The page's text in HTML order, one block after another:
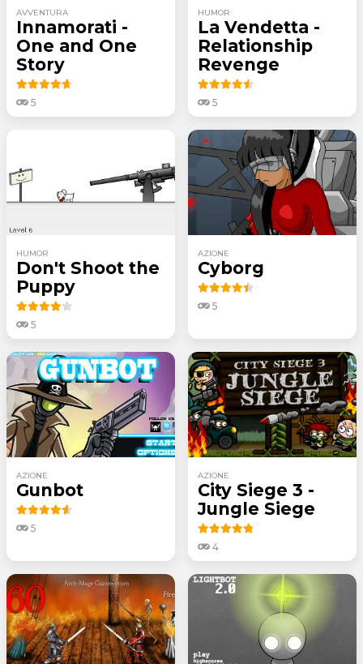
AVVENTURA
Innamorati -
One and One
Story
5
HUMOR
La Vendetta -
Relationship
Revenge
5
HUMOR
Don't Shoot the
Puppy
5
AZIONE
Cyborg
5
AZIONE
Gunbot
5
AZIONE
City Siege 3 -
Jungle Siege
4